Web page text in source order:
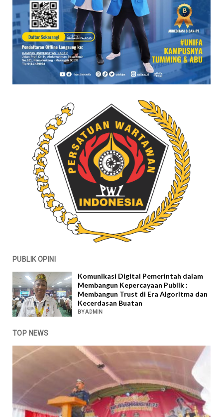
PUBLIK OPINI
Komunikasi Digital Pemerintah dalam
Membangun Kepercayaan Publik :
Membangun Trust di Era Algoritma dan
Kecerdasan Buatan
BY ADMIN
TOP NEWS